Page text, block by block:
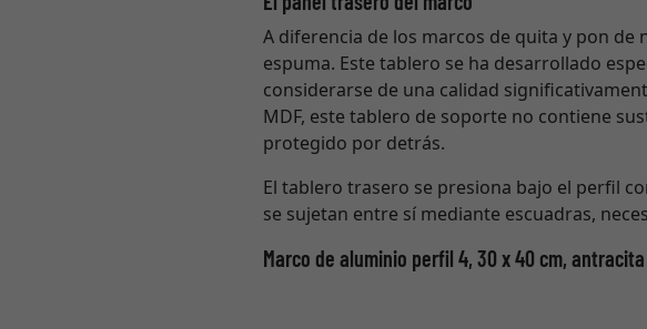
A diferencia de los marcos de quita y pon
espuma. Este tablero se ha desarrollado
considerarse de una calidad
MDF, este tablero de soporte no contiene
protegido por detrás.
El tablero trasero se presiona bajo el perfil
se sujetan entre sí mediante escuadras,
Marco de aluminio perfil 4, 30 x 40 cm,